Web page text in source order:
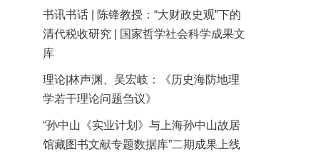
书讯书话 | 陈锋教授：“大财政史观”下的
清代税收研究 | 国家哲学社会科学成果文
库
理论|林声渊、吴宏岐：《历史海防地理
学若干理论问题刍议》
“孙中山《实业计划》与上海孙中山故居
馆藏图书文献专题数据库”二期成果上线